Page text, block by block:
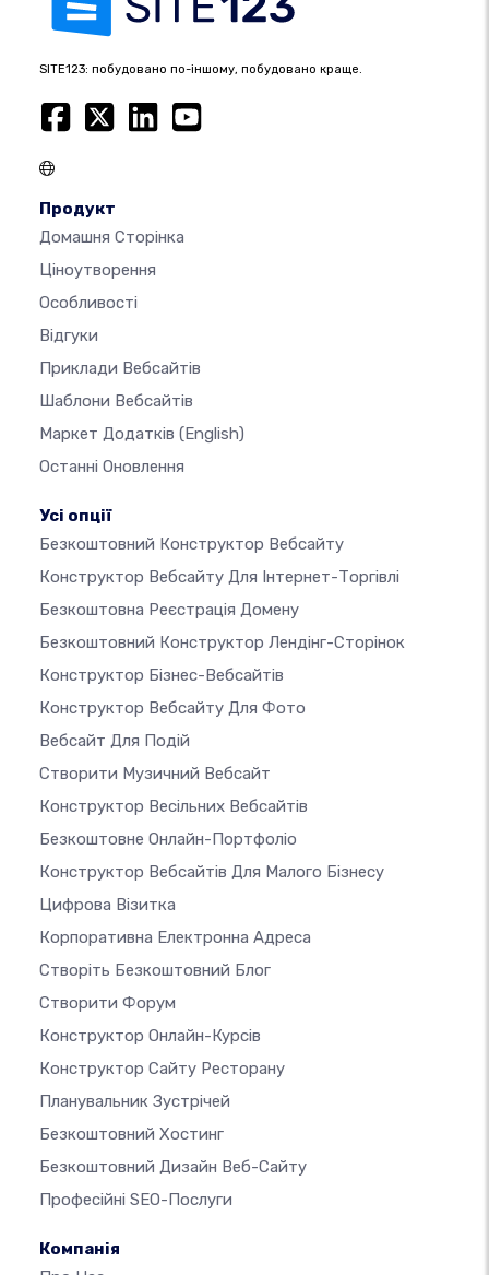
SITE123: побудовано по-іншому, побудовано краще.
Продукт
Домашня Сторінка
Ціноутворення
Особливості
Відгуки
Приклади Вебсайтів
Шаблони Вебсайтів
Маркет Додатків (English)
Останні Оновлення
Усі опції
Безкоштовний Конструктор Вебсайту
Конструктор Вебсайту Для Інтернет-Торгівлі
Безкоштовна Реєстрація Домену
Безкоштовний Конструктор Лендінг-Сторінок
Конструктор Бізнес-Вебсайтів
Конструктор Вебсайту Для Фото
Вебсайт Для Подій
Створити Музичний Вебсайт
Конструктор Весільних Вебсайтів
Безкоштовне Онлайн-Портфоліо
Конструктор Вебсайтів Для Малого Бізнесу
Цифрова Візитка
Корпоративна Електронна Адреса
Створіть Безкоштовний Блог
Створити Форум
Конструктор Онлайн-Курсів
Конструктор Сайту Ресторану
Планувальник Зустрічей
Безкоштовний Хостинг
Безкоштовний Дизайн Веб-Сайту
Професійні SEO-Послуги
Компанія